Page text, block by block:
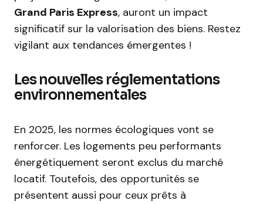
Grand Paris Express, auront un impact
significatif sur la valorisation des biens. Restez
vigilant aux tendances émergentes !
Les nouvelles réglementations
environnementales
En 2025, les normes écologiques vont se
renforcer. Les logements peu performants
énergétiquement seront exclus du marché
locatif. Toutefois, des opportunités se
présentent aussi pour ceux prêts à